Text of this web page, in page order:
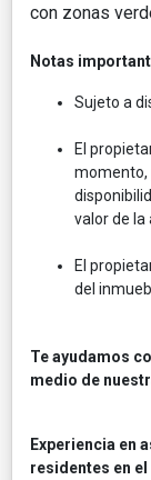
con zonas
Notas
Sujeto a
El
momento,
valor de la
El
del
Te ayudamos
medio de
Experiencia en
residentes en